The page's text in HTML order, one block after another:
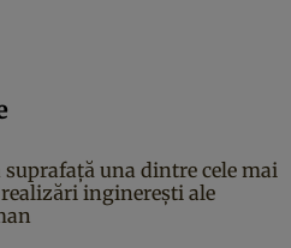
suprafață una dintre cele mai
inginerești ale